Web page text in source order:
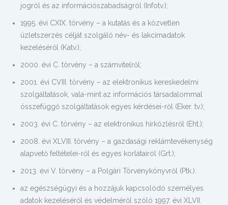
jogról és az információszabadságról (Infotv.);
1995. évi CXIX. törvény – a kutatás és a közvetlen
üzletszerzés célját szolgáló név- és lakcímadatok
kezeléséről (Katv.);
2000. évi C. törvény – a számvitelről;
2001. évi CVIII. törvény – az elektronikus kereskedelmi
szolgáltatások, vala-mint az információs társadalommal
összefüggő szolgáltatások egyes kérdései-ről (Eker. tv.);
2003. évi C. törvény – az elektronikus hírközlésről (Eht.);
2008. évi XLVIII. törvény – a gazdasági reklámtevékenység
alapvető feltételei-ről és egyes korlátairól (Grt.);
2013. évi V. törvény – a Polgári Törvénykönyvről (Ptk.).
az egészségügyi és a hozzájuk kapcsolódó személyes
adatok kezeléséről és védelméről szóló 1997. évi XLVII.